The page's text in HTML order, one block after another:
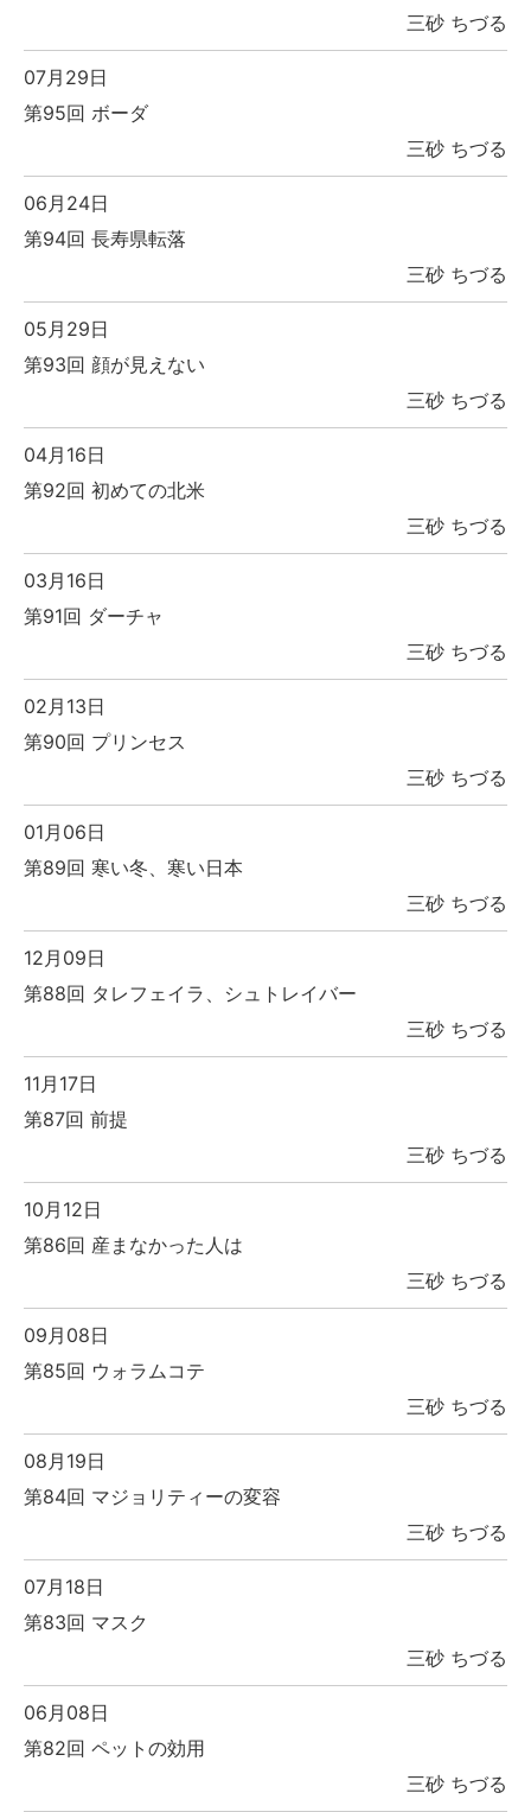
三砂 ちづる
07月29日
第95回 ボーダ
三砂 ちづる
06月24日
第94回 長寿県転落
三砂 ちづる
05月29日
第93回 顔が見えない
三砂 ちづる
04月16日
第92回 初めての北米
三砂 ちづる
03月16日
第91回 ダーチャ
三砂 ちづる
02月13日
第90回 プリンセス
三砂 ちづる
01月06日
第89回 寒い冬、寒い日本
三砂 ちづる
12月09日
第88回 タレフェイラ、シュトレイバー
三砂 ちづる
11月17日
第87回 前提
三砂 ちづる
10月12日
第86回 産まなかった人は
三砂 ちづる
09月08日
第85回 ウォラムコテ
三砂 ちづる
08月19日
第84回 マジョリティーの変容
三砂 ちづる
07月18日
第83回 マスク
三砂 ちづる
06月08日
第82回 ペットの効用
三砂 ちづる